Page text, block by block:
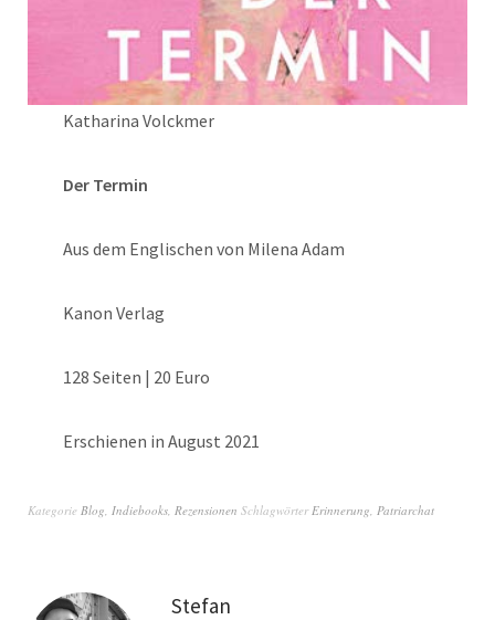
Katharina Volckmer
Der Termin
Aus dem Englischen von Milena Adam
Kanon Verlag
128 Seiten | 20 Euro
Erschienen in August 2021
Kategorie Blog Indiebooks Rezensionen Schlagwörter Erinnerung Patriarchat
Stefan